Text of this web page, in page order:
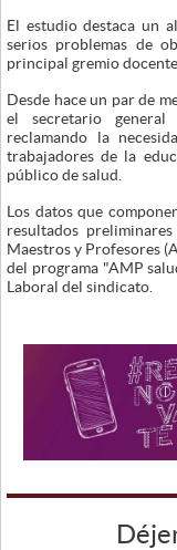
El estudio destaca un
serios problemas de
principal gremio
Desde hace un par de
el secretario
reclamando la
trabajadores de la
público de salud.
Los datos que
resultados
Maestros y Profesores
del programa "AMP
Laboral del sindicato.